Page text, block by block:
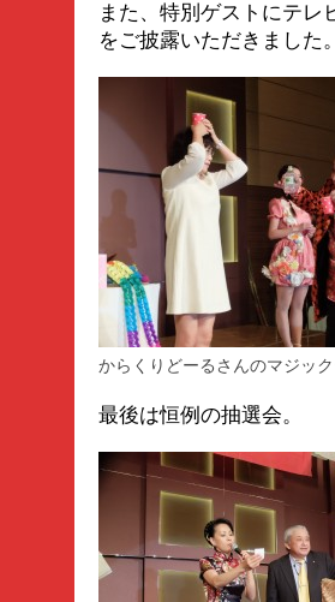
また、特別ゲストにテレ
をご披露いただきました。
からくりどーるさんのマジッ
最後は恒例の抽選会。